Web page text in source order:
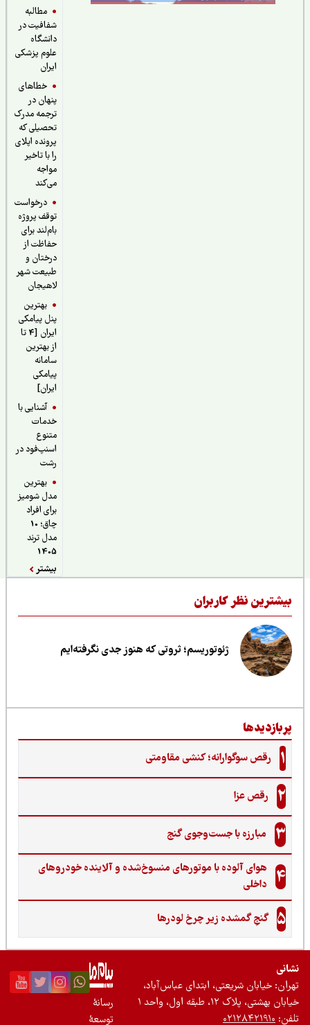
مطالبه
شفافیت در
دانشگاه
علوم پزشکی
خطاهای
پنهان در
ترجمه مدرک
تحصیلی که
پرونده اپلای
را با تاخیر
درخواست
توقف پروژه
بام‌لند برای
حفاظت از
درختان و
طبیعت شهر
لاهیجان
بهترین
پنل پیامکی
ایران [4 تا
از بهترین
سامانه
پیامکی
آشنایی با
خدمات
اسنپ‌فود در
بهترین
مدل شومیز
برای افراد
چاق؛ 10
مدل ترند
نظر کاربران
ژئوتوریسم؛ ثروتی که هنوز جدی نگرفته‌ایم
رقص سوگوارانه؛ کنشی مقاومتی
رقص عزا
مبارزه با جست‌وجوی گنج‌
هوای آلوده با موتورهای منسوخ‌شده و آلاینده خودروهای
داخلی
گنجِ گمشده زیر چرخ لودرها
خیابان شریعتی، ابتدای عباس‌آباد،
بهشتی، پلاک ۱۲، طبقه اول، واحد ۱
۰۲۱۲۸۴۲۱۹۱۰
توسعۀ